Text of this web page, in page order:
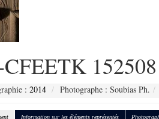
152508
: 2014 Photographe : Soubias Ph.
Information sur les éléments représentés